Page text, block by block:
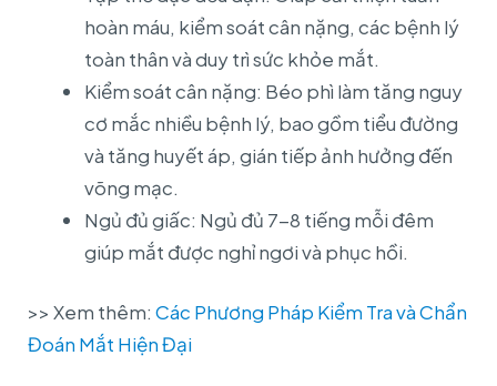
hoàn máu, kiểm soát cân nặng, các bệnh lý
toàn thân và duy trì sức khỏe mắt.
Kiểm soát cân nặng: Béo phì làm tăng nguy
cơ mắc nhiều bệnh lý, bao gồm tiểu đường
và tăng huyết áp, gián tiếp ảnh hưởng đến
võng mạc.
Ngủ đủ giấc: Ngủ đủ 7-8 tiếng mỗi đêm
giúp mắt được nghỉ ngơi và phục hồi.
>> Xem thêm: Các Phương Pháp Kiểm Tra và Chẩn
Đoán Mắt Hiện Đại